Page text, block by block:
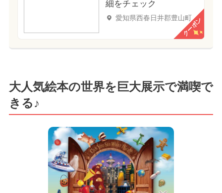
細をチェック
愛知県西春日井郡豊山町クーポン
大人気絵本の世界を巨大展示で満喫で
きる♪